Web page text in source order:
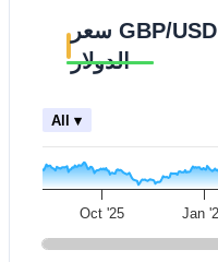
All ▾
Oct '25 Jan
سعر GBP/USD مقابل
الدولار